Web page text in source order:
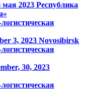
мая 2023 Республика
3, 2023 Novosibirsk
30, 2023